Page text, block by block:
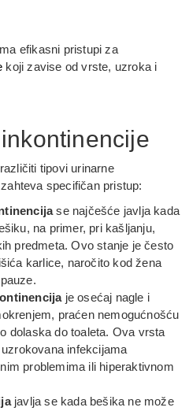
efikasni pristupi za
koji zavise od vrste, uzroka i
tipovi urinarne
specifičan pristup:
se najčešće javlja kada
na primer, pri kašljanju,
predmeta. Ovo stanje je često
karlice, naročito kod žena
je osećaj nagle i
praćen nemogućnošću
dolaska do toaleta. Ova vrsta
infekcijama
problemima ili hiperaktivnom
javlja se kada bešika ne može